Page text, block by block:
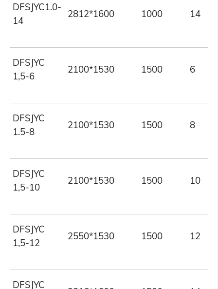
DFSJYC1.0-
14
2812*1600 1000 14
DFSJYC
1,5-6
2100*1530 1500 6
DFSJYC
1.5-8
2100*1530 1500 8
DFSJYC
1,5-10
2100*1530 1500 10
DFSJYC
1,5-12
2550*1530 1500 12
DFSJYC